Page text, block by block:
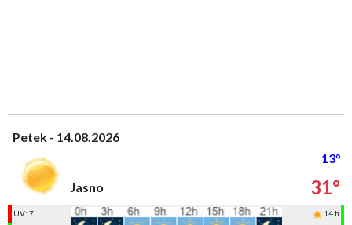
Petek - 14.08.2026
13°
Jasno
31°
UV: 7
14 h